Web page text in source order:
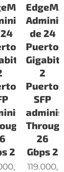
2
de 24
Puertos
Gigabit
2
Puertos
SFP
26
Gbps 2
119.000,